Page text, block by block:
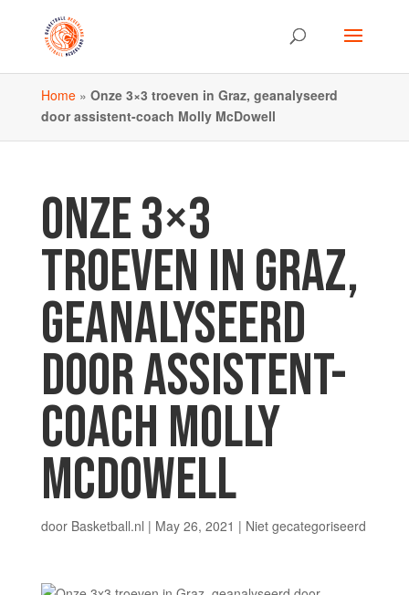
Home» Onze 3×3 troeven in Graz, geanalyseerd
door assistent-coach Molly McDowell
ONZE 3×3
TROEVEN IN GRAZ,
GEANALYSEERD
DOOR ASSISTENT-
COACH MOLLY
MCDOWELL
door Basketball.nl | May 26, 2021 | Niet gecategoriseerd